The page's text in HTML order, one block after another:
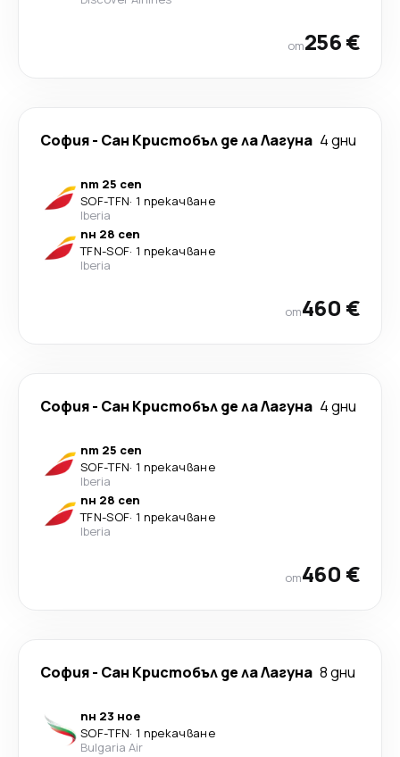
от256 €
София- Сан Кристобъл де ла Лагуна 4 дни
пт 25 сеп
SOF-TFN· 1 прекачване
Iberia
пн 28 сеп
TFN-SOF· 1 прекачване
Iberia
от460 €
София- Сан Кристобъл де ла Лагуна 4 дни
пт 25 сеп
SOF-TFN· 1 прекачване
Iberia
пн 28 сеп
TFN-SOF· 1 прекачване
Iberia
от460 €
София- Сан Кристобъл де ла Лагуна 8 дни
пн 23 ное
SOF-TFN· 1 прекачване
Bulgaria Air